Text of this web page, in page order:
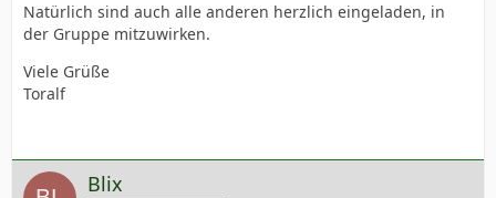
Natürlich sind auch alle anderen herzlich eingeladen, in
der Gruppe mitzuwirken.
Viele Grüße
Toralf
Blix